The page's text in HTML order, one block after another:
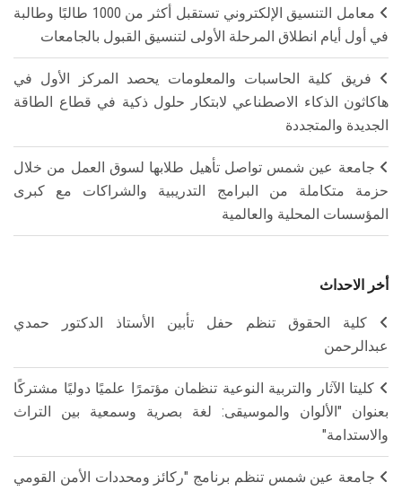
معامل التنسيق الإلكتروني تستقبل أكثر من 1000 طالبًا وطالبة
في أول أيام انطلاق المرحلة الأولى لتنسيق القبول بالجامعات
فريق كلية الحاسبات والمعلومات يحصد المركز الأول في
هاكاثون الذكاء الاصطناعي لابتكار حلول ذكية في قطاع الطاقة
الجديدة والمتجددة
جامعة عين شمس تواصل تأهيل طلابها لسوق العمل من خلال
حزمة متكاملة من البرامج التدريبية والشراكات مع كبرى
المؤسسات المحلية والعالمية
أخر الاحداث
كلية الحقوق تنظم حفل تأبين الأستاذ الدكتور حمدي
عبدالرحمن
كليتا الآثار والتربية النوعية تنظمان مؤتمرًا علميًا دوليًا مشتركًا
بعنوان "الألوان والموسيقى: لغة بصرية وسمعية بين التراث
والاستدامة"
جامعة عين شمس تنظم برنامج "ركائز ومحددات الأمن القومي